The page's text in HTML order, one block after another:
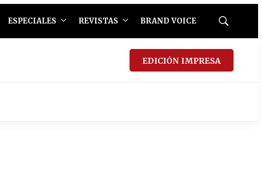
ESPECIALES REVISTAS BRAND VOICE
Mostrar
EDICIÓN IMPRESA